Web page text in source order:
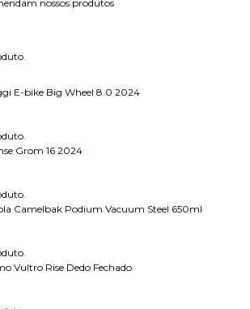
nossos produtos
E-bike Big Wheel 8.0 2024
Grom 16 2024
Camelbak Podium Vacuum Steel 650ml
Vultro Rise Dedo Fechado